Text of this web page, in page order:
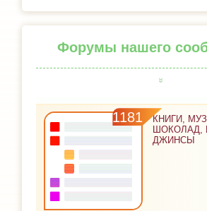
Форумы нашего
1181
КНИГИ,
ШОКОЛАД,
ДЖИНСЫ